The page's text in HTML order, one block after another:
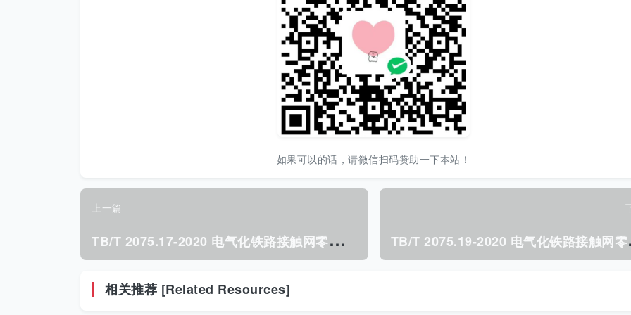
如果可以的话，请微信扫码赞助一下本站！
上一篇
T
B/T 2075.17-2020 电气化铁路接触网零部件 第17部分:软横跨连接装置.pdf B/T
相关推荐 [Related Resources]